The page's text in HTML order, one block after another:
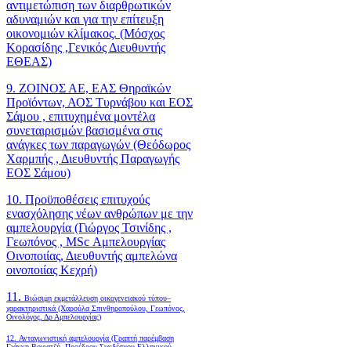
αντιμετώπιση των διαρθρωτικών
αδυναμιών και για την επίτευξη
οικονομιών κλίμακος. (Μόσχος
Κορασίδης ,Γενικός Διευθυντής
ΕΘΕΑΣ)
9. ΖΟΙΝΟΣ ΑΕ, ΕΑΣ Θηραϊκών
Προϊόντων, ΑΟΣ Τυρνάβου και ΕΟΣ
Σάμου , επιτυχημένα μοντέλα
συνεταιρισμών βασισμένα στις
ανάγκες των παραγωγών (Θεόδωρος
Χαρμπής , Διευθυντής Παραγωγής
ΕΟΣ Σάμου)
10. Προϋποθέσεις επιτυχούς
ενασχόλησης νέων ανθρώπων με την
αμπελουργία (Γιώργος Τσινίδης ,
Γεωπόνος , MSc Αμπελουργίας
Οινοποιίας, Διευθυντής αμπελώνα
οινοποιίας Κεχρή)
11. Βιώσιμη εκμετάλλευση οικογενειακού τύπου–
χαρακτηριστικά (Χαρούλα Σπινθηροπούλου, Γεωπόνος,
Οινολόγος, Δρ Αμπελουργίας)
12. Ανταγωνιστική αμπελουργία (Γραπτή παρέμβαση